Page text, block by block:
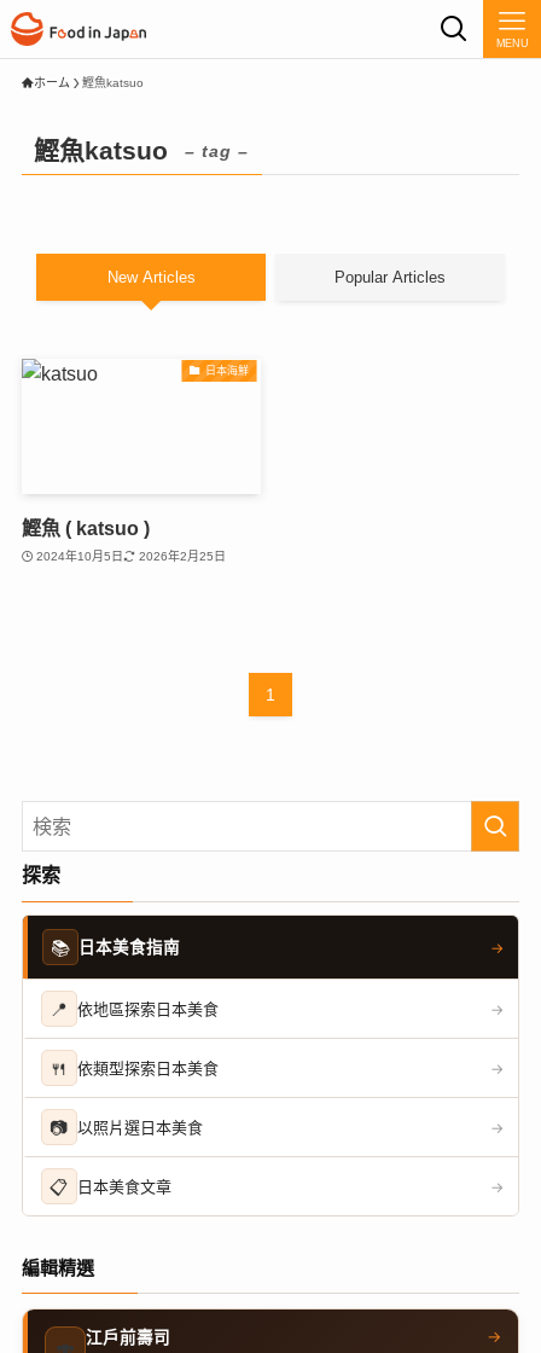
MENU
ホーム 鰹魚katsuo
鰹魚katsuo – tag –
New Articles Popular Articles
日本海鮮
鰹魚 ( katsuo )
2024年10月5日 2026年2月25日
1
探索
📚 日本美食指南 →
📍 依地區探索日本美食 →
🍴 依類型探索日本美食 →
📷 以照片選日本美食 →
📋 日本美食文章 →
編輯精選
🍣 江戶前壽司 →